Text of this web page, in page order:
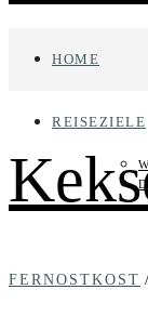
HOME
REISEZIELE
FERNOSTKOST /